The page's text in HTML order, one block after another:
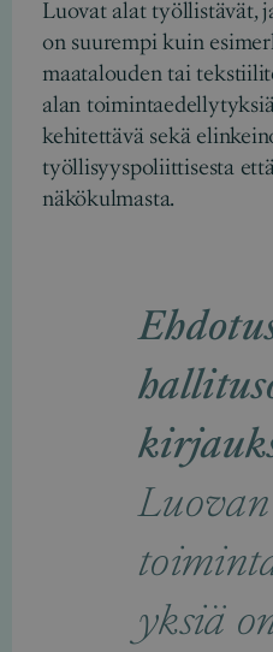
Luovat alat työllistävät,
on suurempi kuin
maatalouden tai
alan
kehitettävä sekä
työllisyyspoliittisesta
näkökulmasta.
yksiä